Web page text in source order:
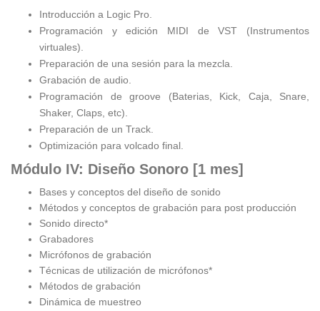
Introducción a Logic Pro.
Programación y edición MIDI de VST (Instrumentos
virtuales).
Preparación de una sesión para la mezcla.
Grabación de audio.
Programación de groove (Baterias, Kick, Caja, Snare,
Shaker, Claps, etc).
Preparación de un Track.
Optimización para volcado final.
Módulo IV: Diseño Sonoro [1 mes]
Bases y conceptos del diseño de sonido
Métodos y conceptos de grabación para post producción
Sonido directo*
Grabadores
Micrófonos de grabación
Técnicas de utilización de micrófonos*
Métodos de grabación
Dinámica de muestreo